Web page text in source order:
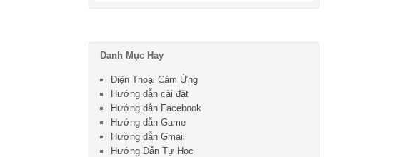
Danh Mục Hay
Điện Thoại Cảm Ứng
Hướng dẫn cài đặt
Hướng dẫn Facebook
Hướng dẫn Game
Hướng dẫn Gmail
Hướng Dẫn Tự Học